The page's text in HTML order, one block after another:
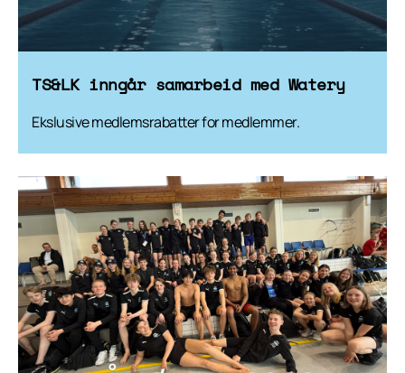
TS&LK inngår samarbeid med Watery
Ekslusive medlemsrabatter for medlemmer.